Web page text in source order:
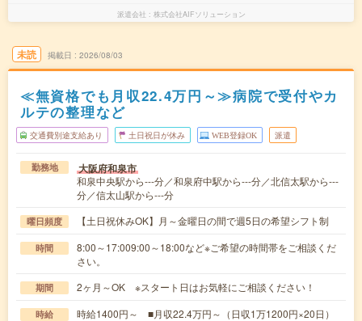
派遣会社 株式会社AIFソリューション
未読 掲載日 2026/08/03
≪無資格でも月収22.4万円～≫病院で受付やカ
ルテの整理など
交通費別途支給あり 土日祝日が休み WEB登録OK 派遣
勤務地 大阪府和泉市
和泉中央駅から---分／和泉府中駅から---分／北信太駅から---
分／信太山駅から---分
曜日頻度 【土日祝休みOK】月～金曜日の間で週5日の希望シフト制
時間
8:00～17:009:00～18:00など※ご希望の時間帯をご相談くだ
さい。
期間 2ヶ月～OK ※スタート日はお気軽にご相談ください！
時給 時給1400円～ ■月収22.4万円～（日収1万1200円×20日）